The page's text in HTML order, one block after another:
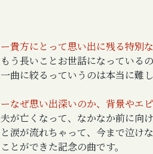
ー貴方にとって思い出に残る特別
もう長いことお世話になっているの
一曲に絞るっていうのは本当に難
ーなぜ思い出深いのか、背景やエ
夫が亡くなって、なかなか前に向
と涙が流れちゃって、今まで泣け
ことができた記念の曲です。